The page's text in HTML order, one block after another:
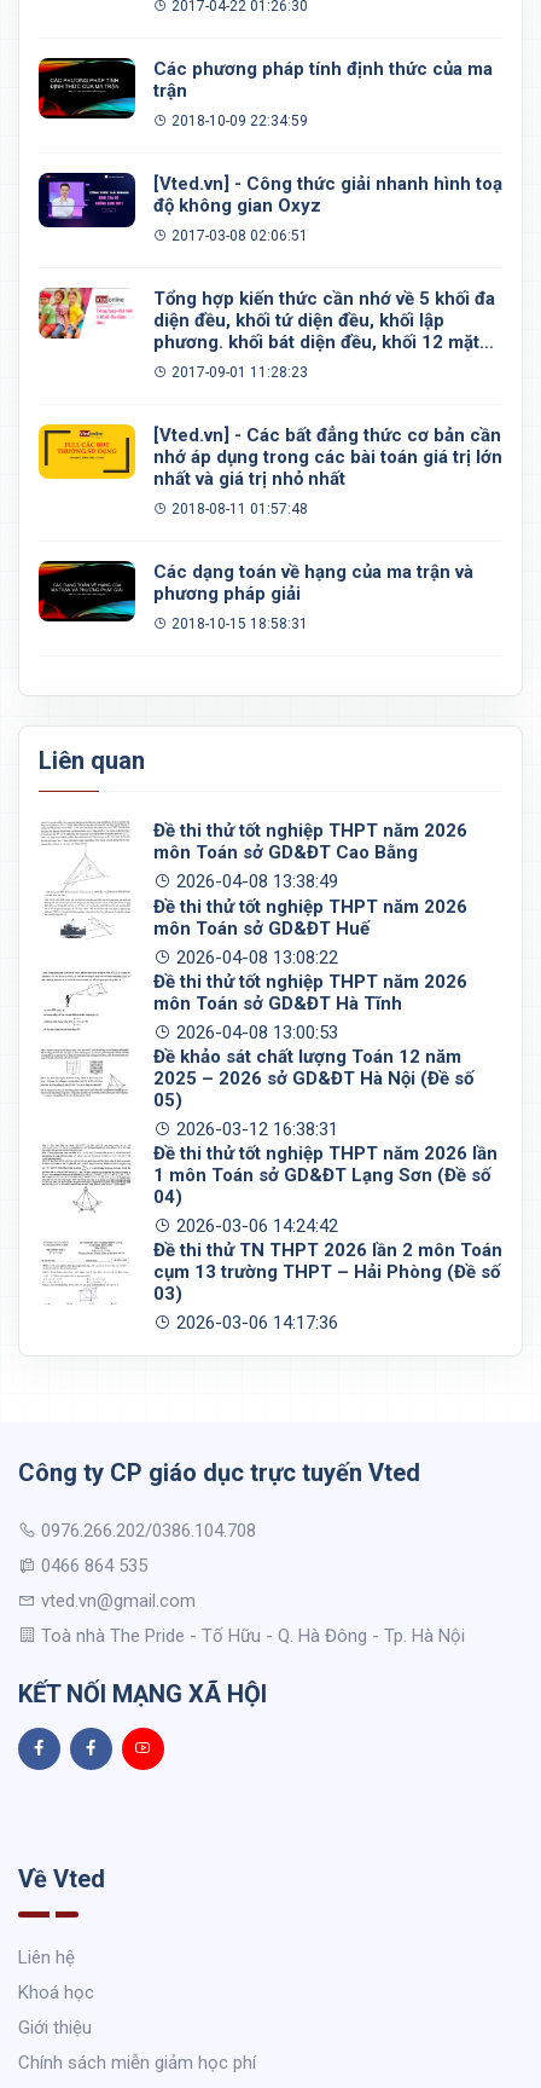
2017-04-22 01:26:30
Các phương pháp tính định thức của ma
trận
2018-10-09 22:34:59
[Vted.vn] - Công thức giải nhanh hình toạ
độ không gian Oxyz
2017-03-08 02:06:51
Tổng hợp kiến thức cần nhớ về 5 khối đa
diện đều, khối tứ diện đều, khối lập
phương. khối bát diện đều, khối 12 mặt
đều, khối 20 mặt đều
2017-09-01 11:28:23
[Vted.vn] - Các bất đẳng thức cơ bản cần
nhớ áp dụng trong các bài toán giá trị lớn
nhất và giá trị nhỏ nhất
2018-08-11 01:57:48
Các dạng toán về hạng của ma trận và
phương pháp giải
2018-10-15 18:58:31
Liên quan
Đề thi thử tốt nghiệp THPT năm 2026
môn Toán sở GD&ĐT Cao Bằng
2026-04-08 13:38:49
Đề thi thử tốt nghiệp THPT năm 2026
môn Toán sở GD&ĐT Huế
2026-04-08 13:08:22
Đề thi thử tốt nghiệp THPT năm 2026
môn Toán sở GD&ĐT Hà Tĩnh
2026-04-08 13:00:53
Đề khảo sát chất lượng Toán 12 năm
2025 – 2026 sở GD&ĐT Hà Nội (Đề số
05)
2026-03-12 16:38:31
Đề thi thử tốt nghiệp THPT năm 2026 lần
1 môn Toán sở GD&ĐT Lạng Sơn (Đề số
04)
2026-03-06 14:24:42
Đề thi thử TN THPT 2026 lần 2 môn Toán
cụm 13 trường THPT – Hải Phòng (Đề số
03)
2026-03-06 14:17:36
Công ty CP giáo dục trực tuyến Vted
0976.266.202/0386.104.708
0466 864 535
vted.vn@gmail.com
Toà nhà The Pride - Tố Hữu - Q. Hà Đông - Tp. Hà Nội
KẾT NỐI MẠNG XÃ HỘI
Về Vted
Liên hệ
Khoá học
Giới thiệu
Chính sách miễn giảm học phí